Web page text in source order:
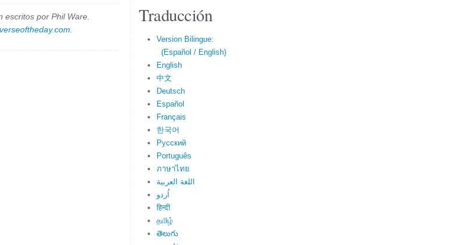
escritos por Phil Ware.
Traducción
Version Bilingue:
(Español / English)
English
中文
Deutsch
Español
Français
한국어
Русский
Português
ภาษาไทย
اللغة العربية
اُردو
हिन्दी
தமிழ்
తెలుగు